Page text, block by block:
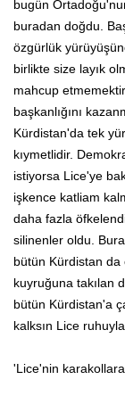
bugün
buradan doğdu.
özgürlük
birlikte size layık
mahcup
başkanlığını
Kürdistan'da tek
kıymetlidir.
istiyorsa Lice'ye
işkence katliam
daha fazla
silinenler oldu.
bütün Kürdistan da
kuyruğuna takılan
bütün Kürdistan'a
kalksın Lice
'Lice'nin